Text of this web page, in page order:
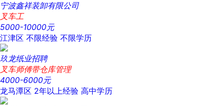
宁波鑫祥装卸有限公司
叉车工
5000-10000元
江津区 不限经验 不限学历
玖龙纸业招聘
叉车师傅带仓库管理
4000-6000元
龙马潭区 2年以上经验 高中学历